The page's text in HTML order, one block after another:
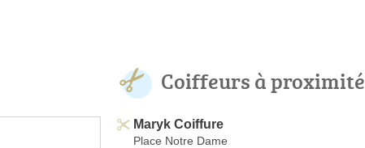
Coiffeurs à proximité
Maryk Coiffure
Place Notre Dame